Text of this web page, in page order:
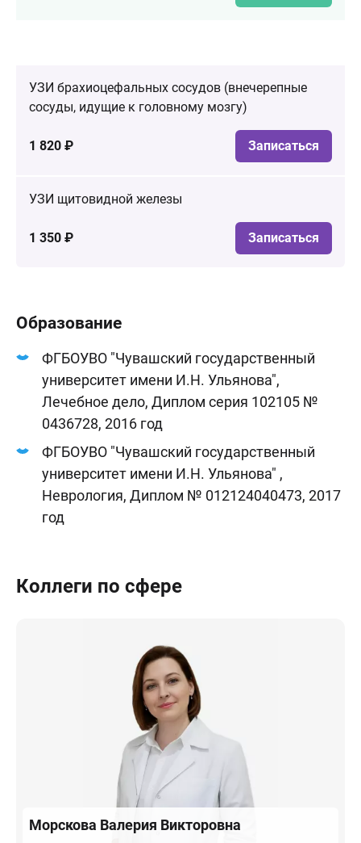
УЗИ брахиоцефальных сосудов (внечерепные
сосуды, идущие к головному мозгу)
1 820 ₽ Записаться
УЗИ щитовидной железы
1 350 ₽ Записаться
Образование
ФГБОУВО "Чувашский государственный
университет имени И.Н. Ульянова",
Лечебное дело, Диплом серия 102105 №
0436728, 2016 год
ФГБОУВО "Чувашский государственный
университет имени И.Н. Ульянова" ,
Неврология, Диплом № 012124040473, 2017
год
Коллеги по сфере
Морскова Валерия Викторовна